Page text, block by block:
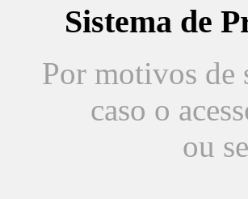
Sistema de
Por motivos de
caso o
ou